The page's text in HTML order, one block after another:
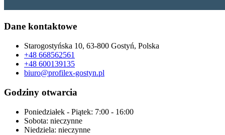
Dane kontaktowe
Starogostyńska 10, 63-800 Gostyń, Polska
+48 668562561
+48 600139135
biuro@profilex-gostyn.pl
Godziny otwarcia
Poniedziałek - Piątek: 7:00 - 16:00
Sobota: nieczynne
Niedziela: nieczynne